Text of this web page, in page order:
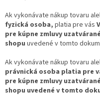
Ak vykonávate nákup tovaru
fyzická osoba, platia pre vás
pre kúpne zmluvy
shopu uvedené v tomto
Ak vykonávate nákup tovaru
právnická osoba platia pre
pre kúpne zmluvy
shopu uvedené v tomto